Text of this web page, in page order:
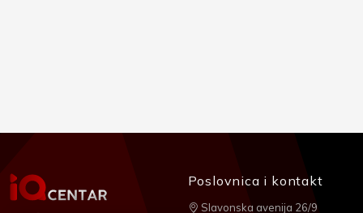
Poslovnica i kontakt
Slavonska avenija 26/9